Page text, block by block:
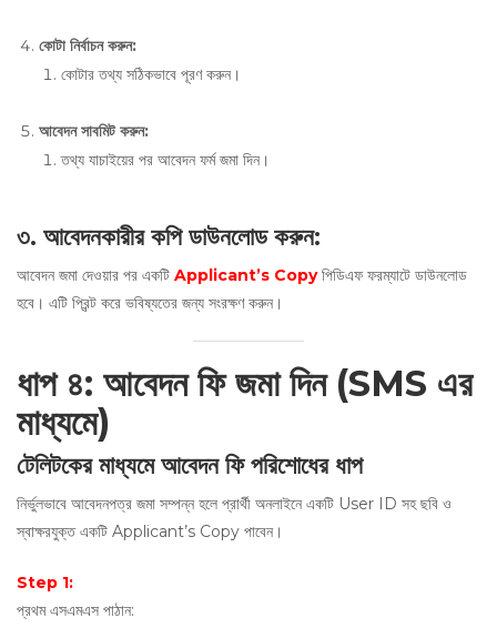
কোটা নির্বাচন করুন:
কোটার তথ্য সঠিকভাবে পূরণ করুন।
আবেদন সাবমিট করুন:
তথ্য যাচাইয়ের পর আবেদন ফর্ম জমা দিন।
৩. আবেদনকারীর কপি ডাউনলোড করুন:
আবেদন জমা দেওয়ার পর একটি Applicant’s Copyপিডিএফ ফরম্যাটে ডাউনলোড
হবে। এটি প্রিন্ট করে ভবিষ্যতের জন্য সংরক্ষণ করুন।
ধাপ ৪: আবেদন ফি জমা দিন (SMS এর
মাধ্যমে)
টেলিটকের মাধ্যমে আবেদন ফি পরিশোধের ধাপ
নির্ভুলভাবে আবেদনপত্র জমা সম্পন্ন হলে প্রার্থী অনলাইনে একটি User ID সহ ছবি ও
স্বাক্ষরযুক্ত একটি Applicant’s Copy পাবেন।
Step 1:
প্রথম এসএমএস পাঠান: